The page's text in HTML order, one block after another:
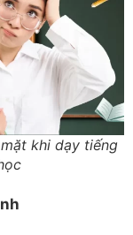
khi dạy tiếng